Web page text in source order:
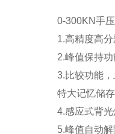
0-300KN手
1.高精度高
2.峰值保持
3.比较功能
特大记忆储
4.感应式背
5.峰值自动